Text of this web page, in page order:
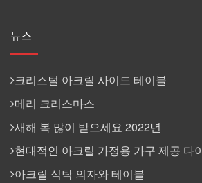
뉴스
크리스털 아크릴 사이드 테이블
메리 크리스마스
새해 복 많이 받으세요 2022년
현대적인 아크릴 가정용 가구 제공 다
아크릴 식탁 의자와 테이블